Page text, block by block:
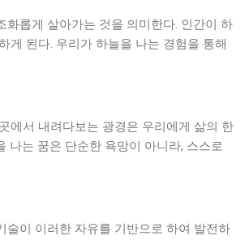
롭게 살아가는 것을 의미한다. 인간이 하
게 된다. 우리가 하늘을 나는 경험을 통해
에서 내려다보는 광경은 우리에게 삶의 한
나는 꿈은 단순한 욕망이 아니라, 스스로
술이 이러한 자유를 기반으로 하여 발전하